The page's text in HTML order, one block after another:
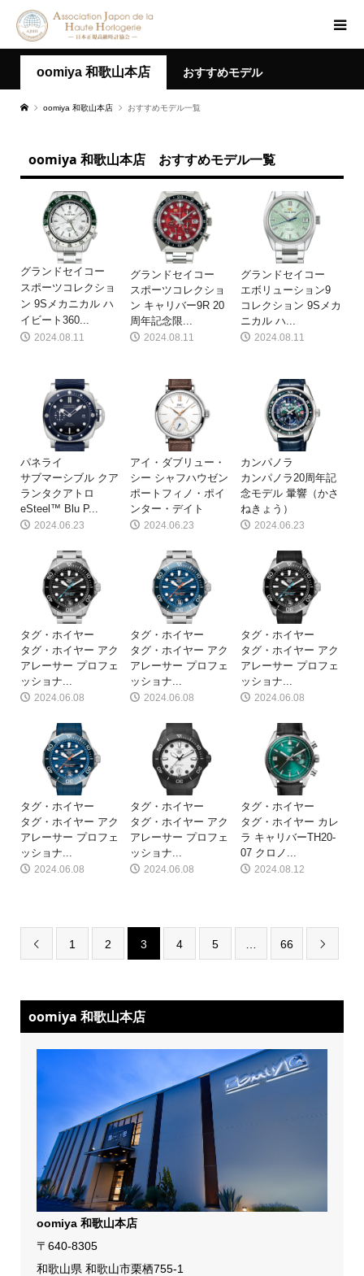
oomiya 和歌山本店 おすすめモデル
oomiya 和歌山本店 おすすめモデル一覧
oomiya 和歌山本店 おすすめモデル一覧
グランドセイコー
スポーツコレクショ
ン 9Sメカニカル ハ
イビート360...
2024.08.11
グランドセイコー
スポーツコレクショ
ン キャリバー9R 20
周年記念限...
2024.08.11
グランドセイコー
エボリューション9
コレクション 9Sメカ
ニカル ハ...
2024.08.11
パネライ
サブマーシブル クア
ランタクアトロ
eSteel™ Blu P...
2024.06.23
アイ・ダブリュー・
シー シャフハウゼン
ポートフィノ・ポイ
ンター・デイト
2024.06.23
カンパノラ
カンパノラ20周年記
念モデル 暈響（かさ
ねきょう）
2024.06.23
タグ・ホイヤー
タグ・ホイヤー アク
アレーサー プロフェ
ッショナ...
2024.06.08
タグ・ホイヤー
タグ・ホイヤー アク
アレーサー プロフェ
ッショナ...
2024.06.08
タグ・ホイヤー
タグ・ホイヤー アク
アレーサー プロフェ
ッショナ...
2024.06.08
タグ・ホイヤー
タグ・ホイヤー アク
アレーサー プロフェ
ッショナ...
2024.06.08
タグ・ホイヤー
タグ・ホイヤー アク
アレーサー プロフェ
ッショナ...
2024.06.08
タグ・ホイヤー
タグ・ホイヤー カレ
ラ キャリバーTH20-
07 クロノ...
2024.08.12
 1 2 3 4 5 66 
oomiya 和歌山本店
oomiya 和歌山本店
〒640-8305
和歌山県 和歌山市栗栖755-1